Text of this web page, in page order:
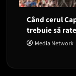
Când cerul
trebuie să
Media Network